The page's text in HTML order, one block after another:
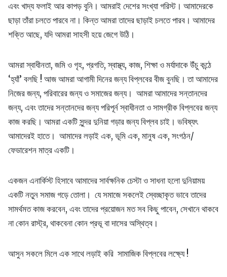
এবং খাদ্য ফলাই আর কাপড় বুনি। আমরাই দেশের সংখ্যা গরিস্ট। আমাদেরকে
ছাড়া তাঁরা চলতে পারবে না। কিন্ত আমরা তাদের ছাড়াই চলতে পারব। আমাদের
শক্তি আছে, যদি আমরা সাহসী হয়ে জেগে উঠি।
আমরা স্বাধীনতা, জমি ও গৃহ, প্রগতি, স্বাস্থ্য, কাজ, শিক্ষা ও মর্যাদাকে উঁচু কন্ঠে
‘হ্যাঁ’ বলছি ! আজ আমরা আগামী দিনের জন্য বিপ্লবের বীজ বুনছি। তা আমাদের
নিজের জন্য, পরিবারের জন্য ও সমাজের জন্য। আমরা আমাদের সন্তানদের
জন্য, এবং তাদের সন্তানদের জন্য পরিপূর্ন স্বাধীনতা ও সামগ্রীক বিপ্লবের জন্য
কাজ করছি। আমরা একটি সুন্দর দুনিয়া গড়ার জন্য বিপ্লব চাই। ভবিষ্যৎ
আমাদেরই হাতে। আমাদের লড়াই এক, ভূমি এক, মানুষ এক, সংগঠন/
ফেডারেশন মাত্র একটি।
একজন এনার্কিস্ট হিসাবে আমাদের সার্বক্ষনিক চেস্টা ও সাধনা হলো দুনিয়াময়
একটি নতুন সমাজ গড়ে তোলা। যে সমাজে সকলেই স্বেচ্ছাকৃত ভাবে তাদের
সামর্থমত কাজ করবেন, এবং তাদের প্রয়োজন মত সব কিছু পাবেন, সেখানে থাকবে
না কোন রাস্ট্র, থাকবেনা কোন প্রভূ বা দাসের অস্থিত্ব।
আসুন সকলে মিলে এক সাথে লড়াই করি সামাজিক বিপ্লবের লক্ষ্যে !